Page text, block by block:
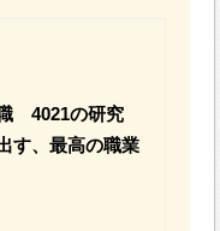
職 4021の研究
す、最高の職業